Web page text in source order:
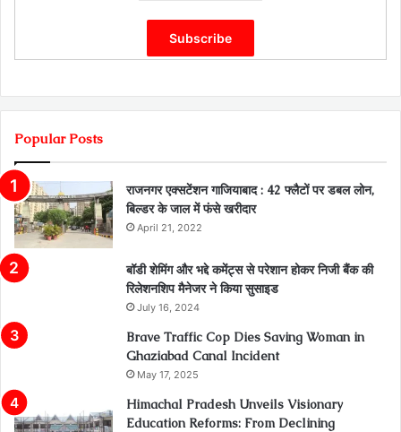
Popular Posts
राजनगर एक्सटेंशन गाजियाबाद : 42 फ्लैटों पर डबल लोन,
बिल्डर के जाल में फंसे खरीदार
April 21, 2022
बॉडी शेमिंग और भद्दे कमेंट्स से परेशान होकर निजी बैंक की
रिलेशनशिप मैनेजर ने किया सुसाइड
July 16, 2024
Brave Traffic Cop Dies Saving Woman in
Ghaziabad Canal Incident
May 17, 2025
Himachal Pradesh Unveils Visionary
Education Reforms: From Declining